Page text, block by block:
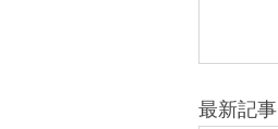
最新記事